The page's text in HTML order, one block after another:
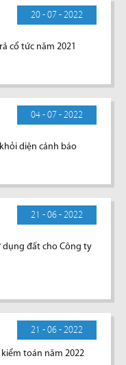
20 - 07 - 2022
cổ tức năm 2021
04 - 07 - 2022
diện cảnh báo
21 - 06 - 2022
dụng đất cho Công ty
21 - 06 - 2022
toán năm 2022